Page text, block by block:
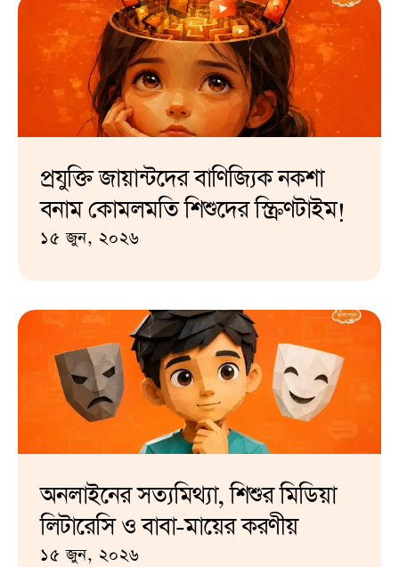
প্রযুক্তি জায়ান্টদের বাণিজ্যিক নকশা
বনাম কোমলমতি শিশুদের স্ক্রিণটাইম!
১৫ জুন, ২০২৬
অনলাইনের সত্যমিথ্যা, শিশুর মিডিয়া
লিটারেসি ও বাবা-মায়ের করণীয়
১৫ জুন, ২০২৬